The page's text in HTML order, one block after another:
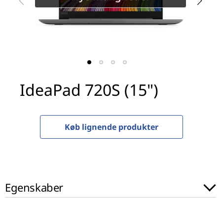
IdeaPad 720S (15")
Køb lignende produkter
Egenskaber